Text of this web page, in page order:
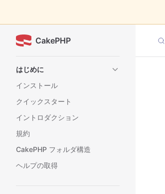
CakePHP
はじめに
インストール
クイックスタート
イントロダクション
規約
CakePHP フォルダ構造
ヘルプの取得